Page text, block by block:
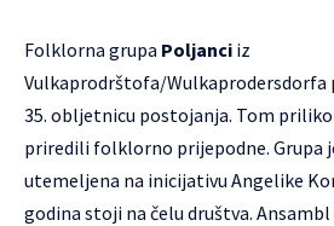
Folklorna grupa Poljanci iz
Vulkaprodrštofa/Wulkaprodersdorfa
35. obljetnicu postojanja. Tom
priredili folklorno prijepodne. Grupa
utemeljena na inicijativu Angelike
godina stoji na čelu društva. Ansambl